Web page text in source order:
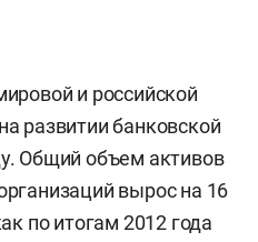
и российской
развитии банковской
Общий объем активов
вырос на 16
по итогам 2012 года